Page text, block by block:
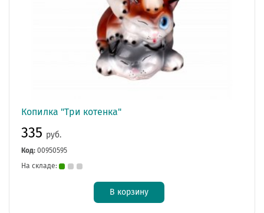
Копилка "Три котенка"
335 руб.
Код: 00950595
На складе:
В корзину